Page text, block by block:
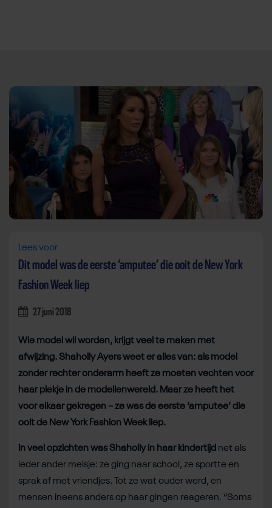
Direct door naar content
Lees voor
Dit model was de eerste ‘amputee’ die ooit de New York
Fashion Week liep
27 juni 2018
Wie model wil worden, krijgt veel te maken met
afwijzing. Shaholly Ayers weet er alles van: als model
zonder rechter onderarm heeft ze moeten vechten voor
haar plekje in de modellenwereld. Maar ze heeft het
voor elkaar gekregen – ze was de eerste ‘amputee’ die
ooit de New York Fashion Week liep.
In veel opzichten was Shaholly in haar kindertijd net als
ieder ander meisje: ze ging naar school, ze sportte en
sprak af met vriendjes. Tot ze wat ouder werd, en
mensen ineens anders op haar gingen reageren. “Soms